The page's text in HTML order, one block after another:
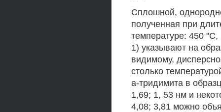
Сплошной,
полученная при
температуре: 450
1) указывают на
видимому,
столько
а-тридимита в
1,69; 1, 53 нм и
4,08; 3,81 можно